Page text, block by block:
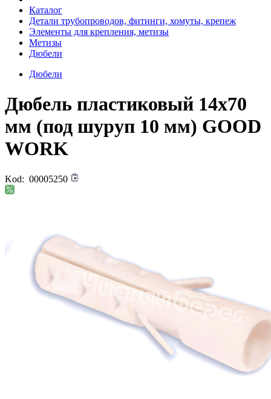
Каталог
Детали трубопроводов, фитинги, хомуты, крепеж
Элементы для крепления, метизы
Метизы
Дюбели
Дюбели
Дюбель пластиковый 14х70
мм (под шуруп 10 мм) GOOD
WORK
Kod: 00005250